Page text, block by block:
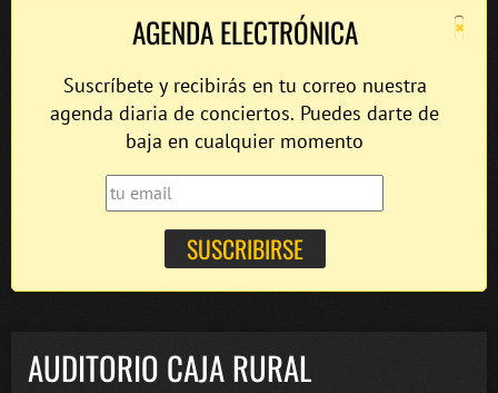
×
AGENDA ELECTRÓNICA
Suscríbete y recibirás en tu correo nuestra
agenda diaria de conciertos. Puedes darte de
baja en cualquier momento
AUDITORIO CAJA RURAL